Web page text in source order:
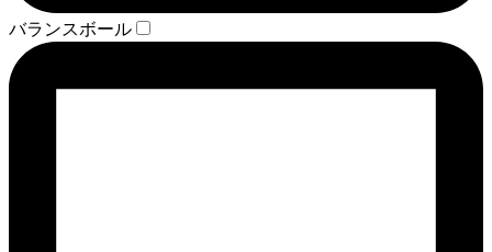
バランスボール